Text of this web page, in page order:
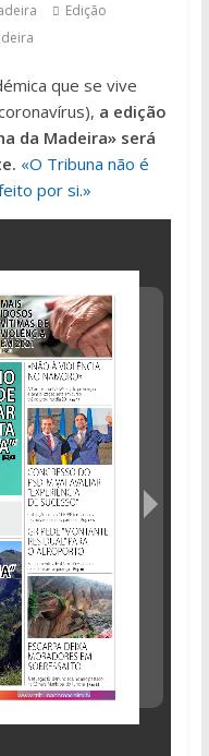
Edição
que se vive
a edição
da Madeira» será
«O Tribuna não é
por si.»